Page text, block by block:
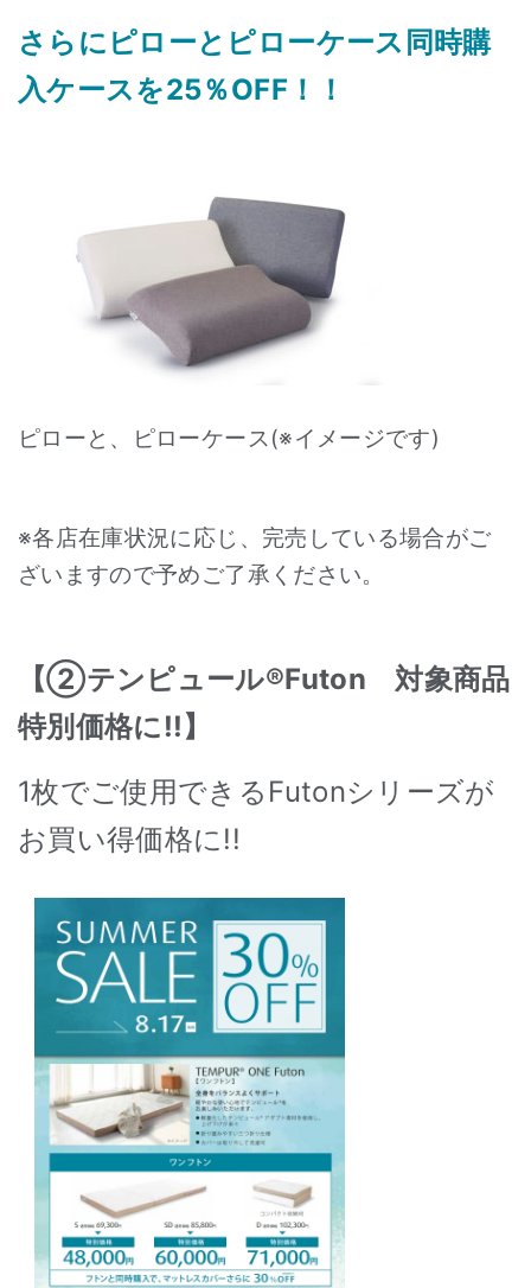
さらにピローとピローケース同時購
入ケースを25％OFF！！
ピローと、ピローケース(※イメージです)
※各店在庫状況に応じ、完売している場合がご
ざいますので予めご了承ください。
【②テンピュール®Futon 対象商品
特別価格に!!】
1枚でご使用できるFutonシリーズが
お買い得価格に!!